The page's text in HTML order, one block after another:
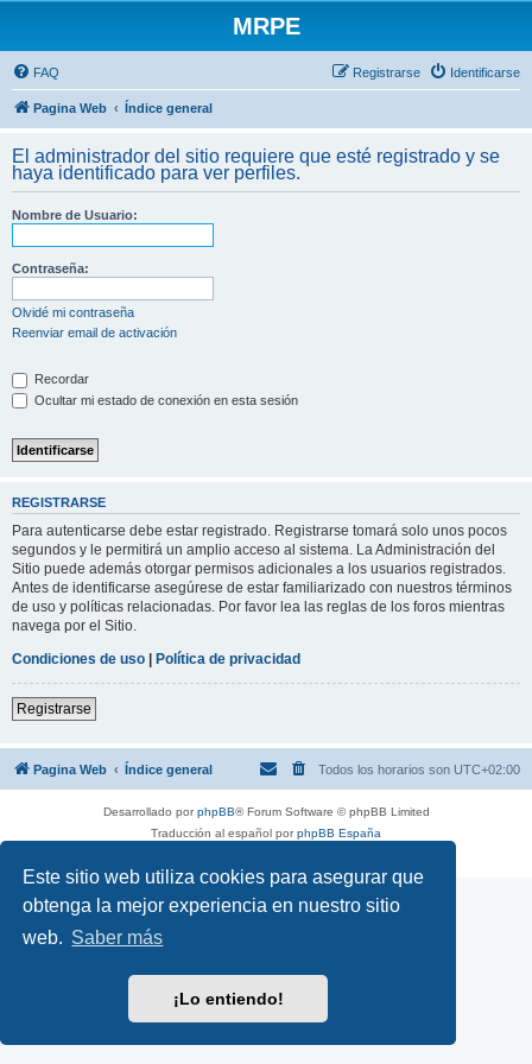
Este sitio web utiliza cookies para asegurar que
obtenga la mejor experiencia en nuestro sitio
web. Saber más
¡Lo entiendo!
MRPE
FAQ Identificarse
Registrarse
Pagina Web Índice general
El administrador del sitio requiere que esté registrado y se
haya identificado para ver perfiles.
Nombre de Usuario:
Contraseña:
Olvidé mi contraseña
Reenviar email de activación
Recordar
Ocultar mi estado de conexión en esta sesión
REGISTRARSE
Para autenticarse debe estar registrado. Registrarse tomará solo unos pocos
segundos y le permitirá un amplio acceso al sistema. La Administración del
Sitio puede además otorgar permisos adicionales a los usuarios registrados.
Antes de identificarse asegúrese de estar familiarizado con nuestros términos
de uso y políticas relacionadas. Por favor lea las reglas de los foros mientras
navega por el Sitio.
Condiciones de uso | Política de privacidad
Registrarse
Pagina Web Índice general Todos los horarios son UTC+02:00
Desarrollado porphpBB® Forum Software © phpBB Limited
Traducción al español porphpBB España